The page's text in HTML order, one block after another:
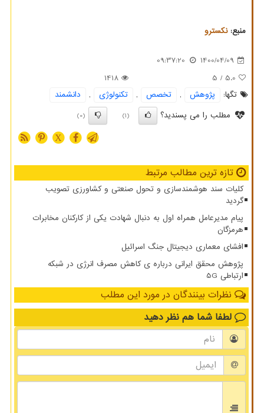
منبع:نكسترو
1400/04/09
09:37:20
5.0
/ 5
1418
تگها:
پژوهش , تخصص , تكنولوژی ,
دانشمند
مطلب را می پسندید؟
(1)
(0)
X
تازه ترین مطالب مرتبط
کلیات سند هوشمندسازی و تحول صنعتی و کشاورزی تصویب
گردید
پیام مدیرعامل همراه اول به دنبال شهادت یکی از کارکنان مخابرات
هرمزگان
افشای معماری دیجیتال جنگ اسرائیل
پژوهش محقق ایرانی درباره ی کاهش مصرف انرژی در شبکه
ارتباطی 5G
نظرات بینندگان در مورد این مطلب
لطفا شما هم نظر دهید